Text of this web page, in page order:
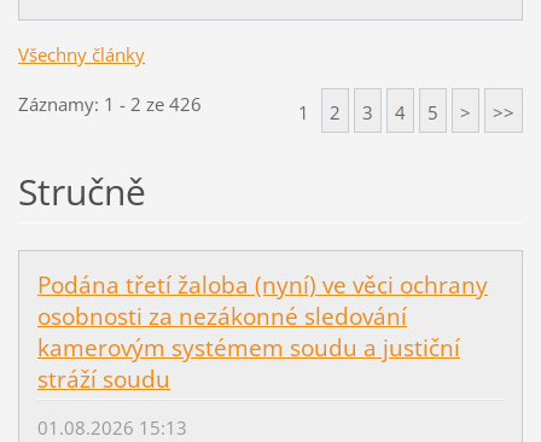
Všechny články
Záznamy: 1 - 2 ze 426 1 2 3 4 5 > >>
Stručně
Podána třetí žaloba (nyní) ve věci ochrany
osobnosti za nezákonné sledování
kamerovým systémem soudu a justiční
stráží soudu
01.08.2026 15:13